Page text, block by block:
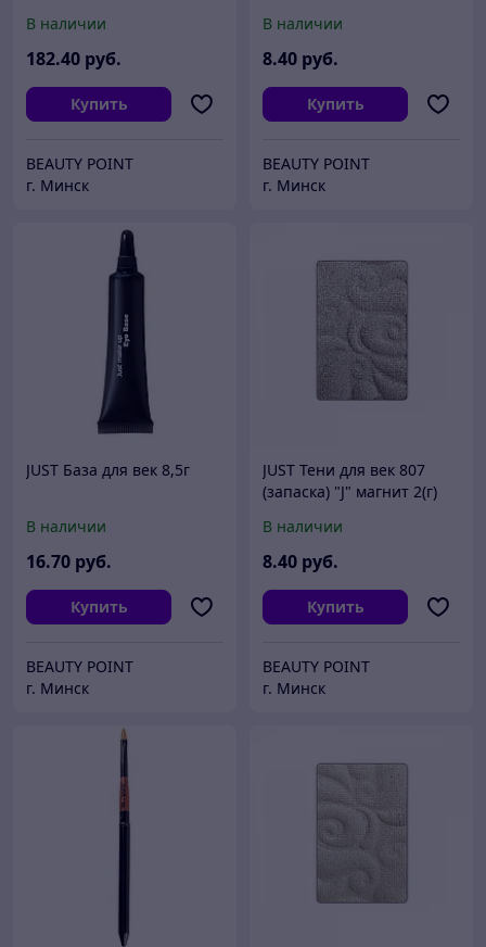
В наличии
182.40 руб.
Купить
BEAUTY POINT
г. Минск
В наличии
8.40 руб.
Купить
BEAUTY POINT
г. Минск
JUST База для век 8,5г
В наличии
16.70 руб.
Купить
BEAUTY POINT
г. Минск
JUST Тени для век 807
(запаска) "J" магнит 2(г)
В наличии
8.40 руб.
Купить
BEAUTY POINT
г. Минск